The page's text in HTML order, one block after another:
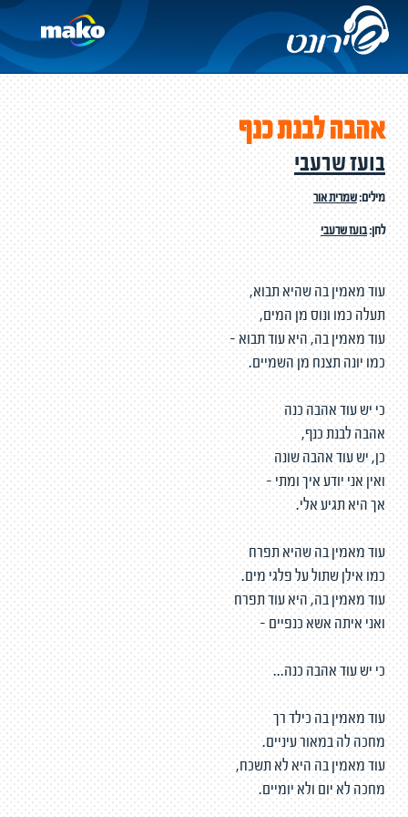
אהבה לבנת כנף
בועז שרעבי
מילים:שמרית אור
לחן:בועז שרעבי
עוד מאמין בה שהיא תבוא,
תעלה כמו ונוס מן המים,
עוד מאמין בה, היא עוד תבוא -
כמו יונה תצנח מן השמיים.
כי יש עוד אהבה כנה
אהבה לבנת כנף,
כן, יש עוד אהבה שונה
ואין אני יודע איך ומתי -
אך היא תגיע אלי.
עוד מאמין בה שהיא תפרח
כמו אילן שתול על פלגי מים.
עוד מאמין בה, היא עוד תפרח
ואני איתה אשא כנפיים -
כי יש עוד אהבה כנה...
עוד מאמין בה כילד רך
מחכה לה במאור עיניים.
עוד מאמין בה היא לא תשכח,
מחכה לא יום ולא יומיים.